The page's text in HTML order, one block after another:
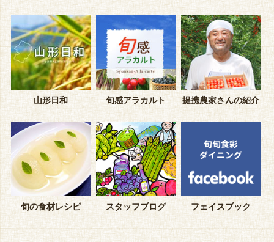
山形日和 旬感アラカルト 提携農家さんの紹介
旬の食材レシピ スタッフブログ フェイスブック